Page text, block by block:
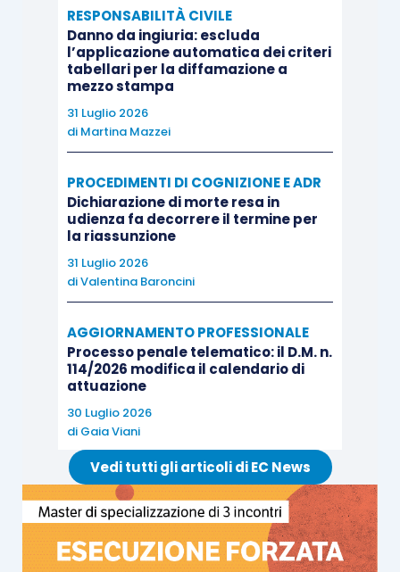
In via residuale, la citata presunzione legale
relativa potrebbe trovare applicazione qualora un
trust di diritto estero detenga, ai sensi
dell’articolo 2359 del cod. civ., partecipazioni di
controllo in società di capitali residenti in Italia e,
contestualmente, il trustee sia un soggetto
Articolo tratto da “Euroconference News“
RESPONSABILITÀ CIVILE
Danno da ingiuria: escluda
l’applicazione automatica dei criteri
tabellari per la diffamazione a
mezzo stampa
31 Luglio 2026
di Martina Mazzei
PROCEDIMENTI DI COGNIZIONE E ADR
Dichiarazione di morte resa in
udienza fa decorrere il termine per
la riassunzione
31 Luglio 2026
diValentina Baroncini
AGGIORNAMENTO PROFESSIONALE
Processo penale telematico: il D.M. n.
114/2026 modifica il calendario di
attuazione
30 Luglio 2026
di Gaia Viani
Vedi tutti gli articoli di EC News